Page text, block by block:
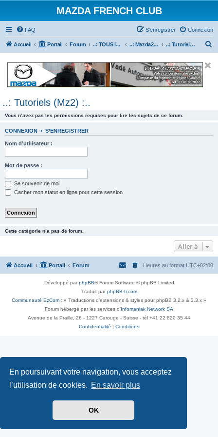
En poursuivant votre navigation, vous acceptez
l’utilisation de cookies. En savoir plus
OK
MAZDA FRENCH CLUB
FAQ Connexion
S’enregistrer
Accueil Portail Forum ..: TOUS les Véhicules MAZDA :.. ..: Mazda2 :.. ..: Tutoriels (Mz2) :..
e
..: Tutoriels (Mz2) :..
Vous n’avez pas les permissions requises pour lire les sujets de ce forum.
CONNEXION • S’ENREGISTRER
Nom d’utilisateur :
Mot de passe :
Se souvenir de moi
Cacher mon statut en ligne pour cette session
Cette catégorie n’a pas de forum.
Aller à
Accueil Portail Forum Heures au format UTC+02:00
Développé parphpBB® Forum Software © phpBB Limited
Traduit parphpBB-fr.com
Communauté EzCom : « Traductions d'extensions & styles pour phpBB 3.2.x & 3.3.x »
Forum hébergé par les services d’ Infomaniak Network SA
Avenue de la Praille, 26 - 1227 Carouge - Suisse - tél +41 22 820 35 44
Confidentialité
Conditions